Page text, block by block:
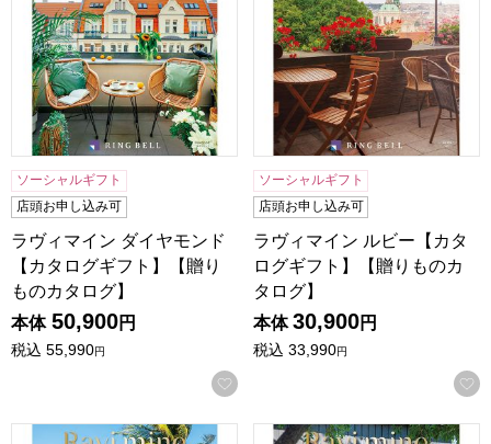
ソーシャルギフト
店頭お申し込み可
ラヴィマイン ダイヤモンド
【カタログギフト】【贈り
ものカタログ】
本体 50,900円
税込 55,990円
お気に入りに登録する
ソーシャルギフト
店頭お申し込み可
ラヴィマイン ルビー【カタ
ログギフト】【贈りものカ
タログ】
本体 30,900円
税込 33,990円
ラヴィマイン パール【カタログギフト】【贈りものカタロ
ラヴィマイン サファイア【